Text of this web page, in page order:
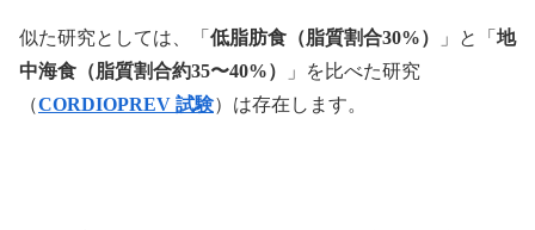
似た研究としては、「 低脂肪食（脂質割合30%） 」と「 地
中海食（脂質割合約35〜40%）
」を比べた研究
（CORDIOPREV 試験）は存在します。